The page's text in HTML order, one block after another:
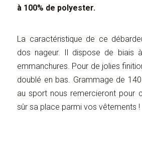
à 100% de polyester.
La caractéristique de ce
dos nageur. Il dispose de biais
emmanchures. Pour de jolies
doublé en bas. Grammage de
au sport nous remercieront pour
sûr sa place parmi vos vêtements !